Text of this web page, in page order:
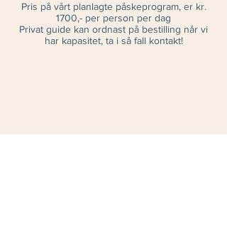
Pris på vårt planlagte påskeprogram, er kr.
1700,- per person per dag
Privat guide kan ordnast på bestilling når vi
har kapasitet, ta i så fall kontakt!